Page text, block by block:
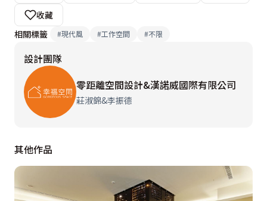
收藏
相關標籤
#現代風 #工作空間 #不限
設計團隊
零距離空間設計&漢諾威國際有限公司
莊淑錦&李振德
其他作品